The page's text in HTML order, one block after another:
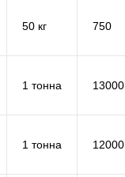
50 кг 750
1 тонна 13000
1 тонна 12000